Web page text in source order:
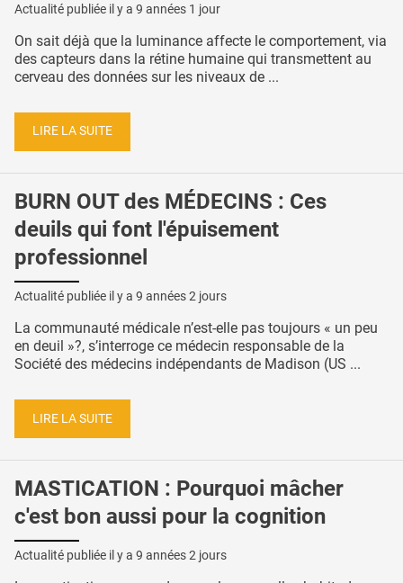
Actualité publiée il y a 9 années 1 jour
On sait déjà que la luminance affecte le comportement, via
des capteurs dans la rétine humaine qui transmettent au
cerveau des données sur les niveaux de ...
LIRE LA SUITE
BURN OUT des MÉDECINS : Ces
deuils qui font l'épuisement
professionnel
Actualité publiée il y a 9 années 2 jours
La communauté médicale n’est-elle pas toujours « un peu
en deuil »?, s’interroge ce médecin responsable de la
Société des médecins indépendants de Madison (US ...
LIRE LA SUITE
MASTICATION : Pourquoi mâcher
c'est bon aussi pour la cognition
Actualité publiée il y a 9 années 2 jours